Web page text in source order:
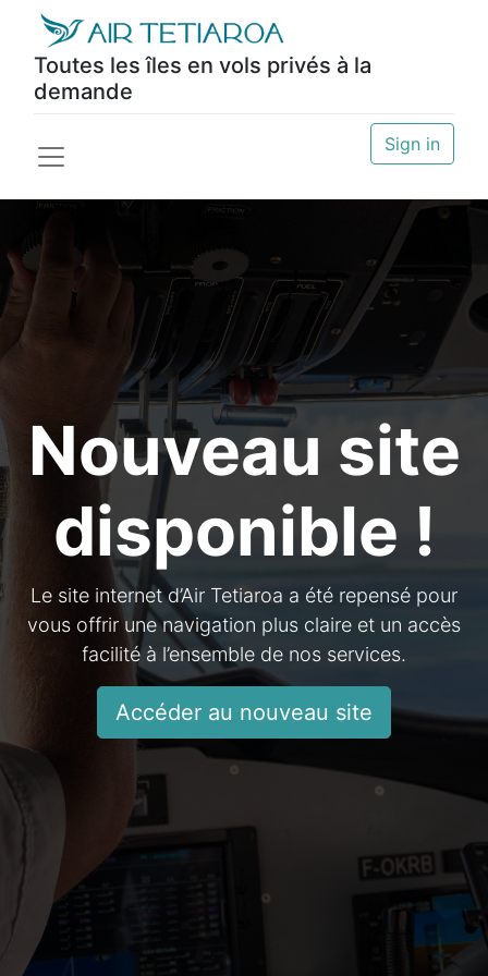
Toutes les îles en vols privés à la
demande
Sign in
Nouveau site
disponible !
Le site internet d’Air Tetiaroa a été repensé pour
vous offrir une navigation plus claire et un accès
facilité à l’ensemble de nos services.
Accéder au nouveau site